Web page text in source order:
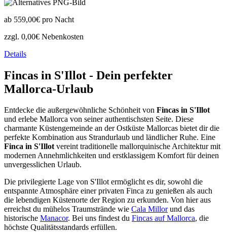
ab 559,00€ pro Nacht
zzgl. 0,00€ Nebenkosten
Details
Fincas in S'Illot - Dein perfekter
Mallorca-Urlaub
Entdecke die außergewöhnliche Schönheit von Fincas in S'Illot
und erlebe Mallorca von seiner authentischsten Seite. Diese
charmante Küstengemeinde an der Ostküste Mallorcas bietet dir die
perfekte Kombination aus Strandurlaub und ländlicher Ruhe. Eine
Finca in S'Illotvereint traditionelle mallorquinische Architektur mit
modernen Annehmlichkeiten und erstklassigem Komfort für deinen
unvergesslichen Urlaub.
Die privilegierte Lage von S'Illot ermöglicht es dir, sowohl die
entspannte Atmosphäre einer privaten Finca zu genießen als auch
die lebendigen Küstenorte der Region zu erkunden. Von hier aus
erreichst du mühelos Traumstrände wie Cala Millorund das
historische Manacor. Bei uns findest du Fincas auf Mallorca, die
höchste Qualitätsstandards erfüllen.